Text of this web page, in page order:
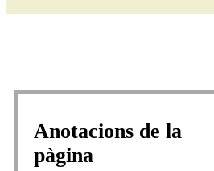
Anotacions de la
pàgina